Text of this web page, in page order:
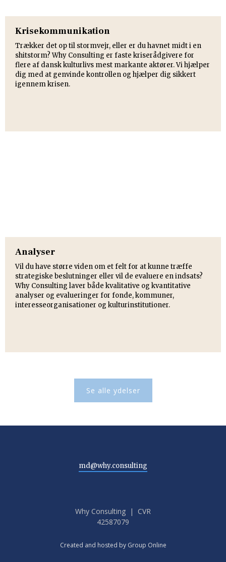
Krisekommunikation
​Trækker det op til stormvejr, eller er du havnet midt i en
shitstorm? ​Why Consulting er faste kriserådgivere for
flere af dansk kulturlivs mest markante aktører. Vi hjælper
dig med at genvinde kontrollen og hjælper dig sikkert
igennem krisen.
Analyser
Vil du have større viden om et felt for at kunne træffe
strategiske beslutninger eller vil de evaluere en indsats?
Why Consulting laver både kvalitative og kvantitative
analyser og evalueringer for fonde, kommuner,
interesseorganisationer og kulturinstitutioner.
Se alle ydelser​
md@why.consulting​
Why Consulting | CVR
42587079
Created and hosted by Group Online